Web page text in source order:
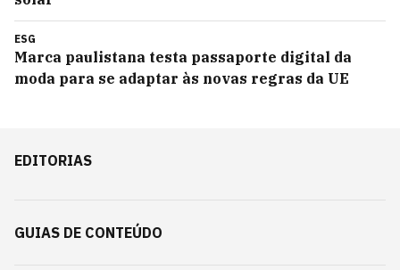
ESG
Marca paulistana testa passaporte digital da
moda para se adaptar às novas regras da UE
EDITORIAS
GUIAS DE CONTEÚDO